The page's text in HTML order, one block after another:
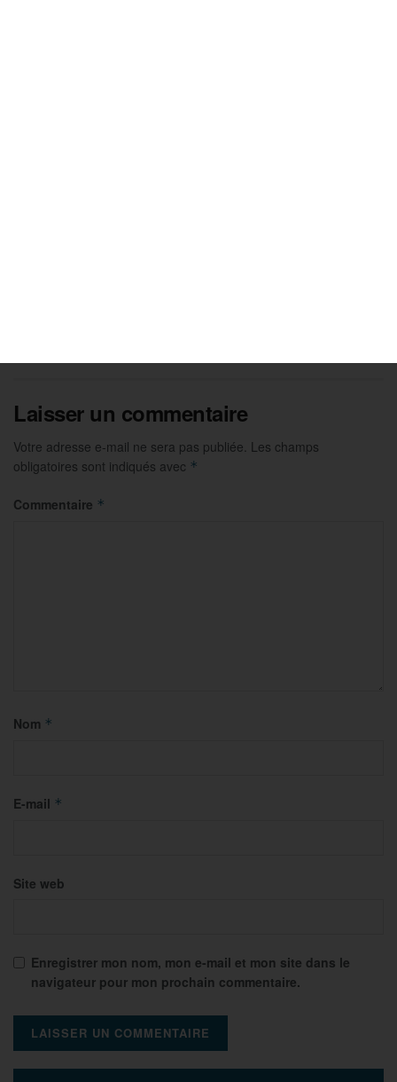
Laisser un commentaire
Votre adresse e-mail ne sera pas publiée. Les champs
obligatoires sont indiqués avec *
Commentaire *
Nom *
E-mail *
Site web
Enregistrer mon nom, mon e-mail et mon site dans le
navigateur pour mon prochain commentaire.